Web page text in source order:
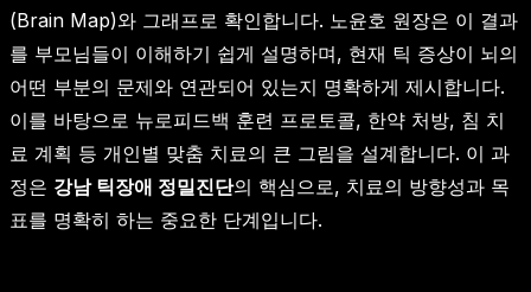
(Brain Map)와 그래프로 확인합니다. 노윤호 원장은 이 결과
를 부모님들이 이해하기 쉽게 설명하며, 현재 틱 증상이 뇌의
어떤 부분의 문제와 연관되어 있는지 명확하게 제시합니다.
이를 바탕으로 뉴로피드백 훈련 프로토콜, 한약 처방, 침 치
료 계획 등 개인별 맞춤 치료의 큰 그림을 설계합니다. 이 과
정은 강남 틱장애 정밀진단의 핵심으로, 치료의 방향성과 목
표를 명확히 하는 중요한 단계입니다.